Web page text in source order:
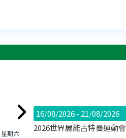
星期六
16/08/2026 - 21/08/2026
2026世界展能古特曼運動會